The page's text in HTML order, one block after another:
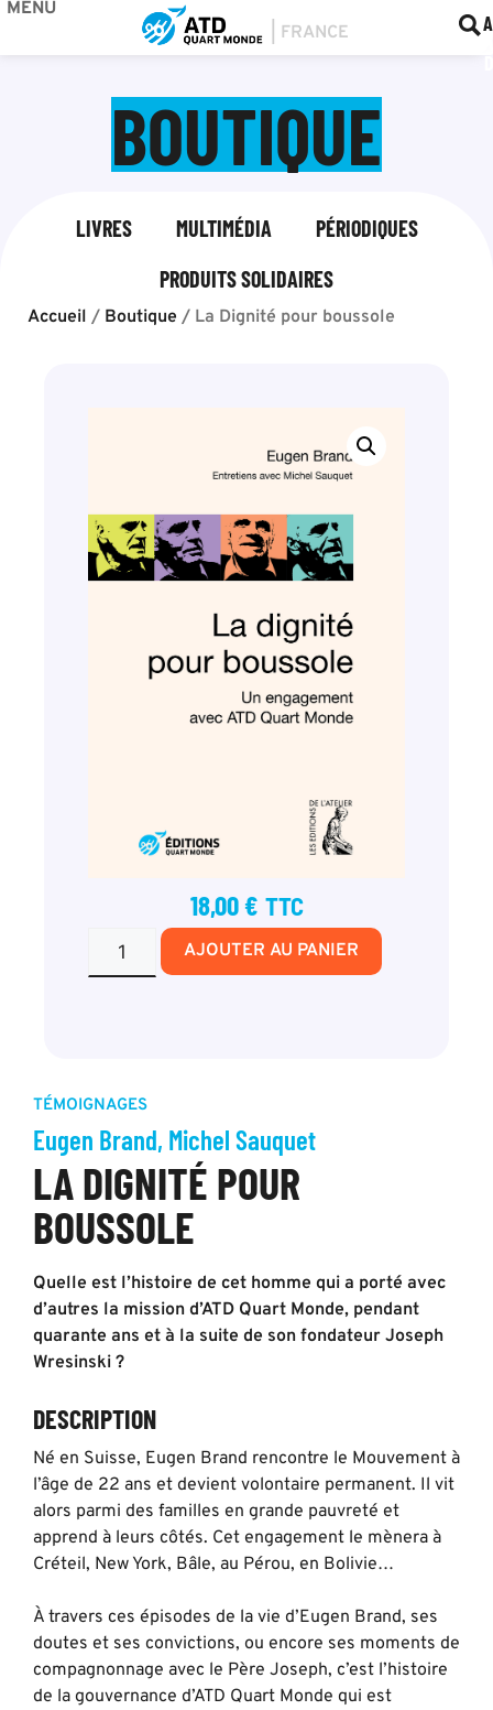
MENU
BOUTIQUE
LIVRES MULTIMÉDIA
PÉRIODIQUES
PRODUITS SOLIDAIRES
Accueil / Boutique / La Dignité pour boussole
18,00€ TTC
AJOUTER AU PANIER
TÉMOIGNAGES
Eugen Brand, Michel Sauquet
LA DIGNITÉ POUR
BOUSSOLE
Quelle est l’histoire de cet homme qui a porté avec
d’autres la mission d’ATD Quart Monde, pendant
quarante ans et à la suite de son fondateur Joseph
Wresinski ?
DESCRIPTION
Né en Suisse, Eugen Brand rencontre le Mouvement à
l’âge de 22 ans et devient volontaire permanent. Il vit
alors parmi des familles en grande pauvreté et
apprend à leurs côtés. Cet engagement le mènera à
Créteil, New York, Bâle, au Pérou, en Bolivie…
À travers ces épisodes de la vie d’Eugen Brand, ses
doutes et ses convictions, ou encore ses moments de
compagnonnage avec le Père Joseph, c’est l’histoire
de la gouvernance d’ATD Quart Monde qui est